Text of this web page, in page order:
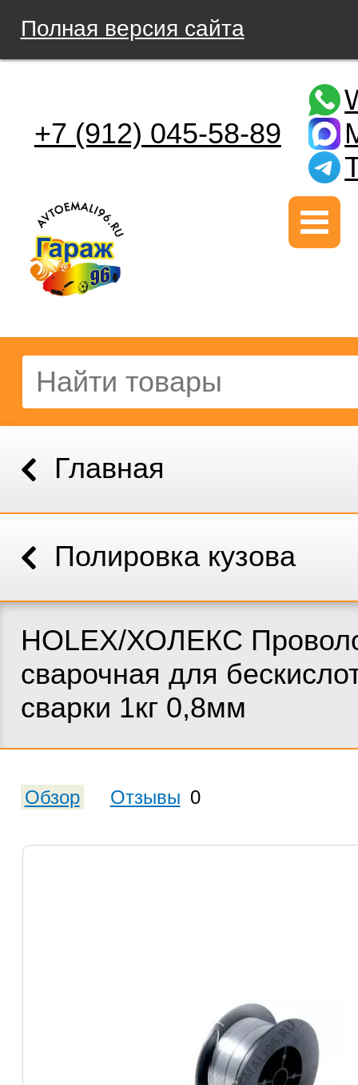
Полная версия сайта
+7 (912) 045-58-89
Главная
Полировка кузова
HOLEX/ХОЛЕКС
сварочная для
сварки 1кг 0,8мм
Обзор Отзывы 0